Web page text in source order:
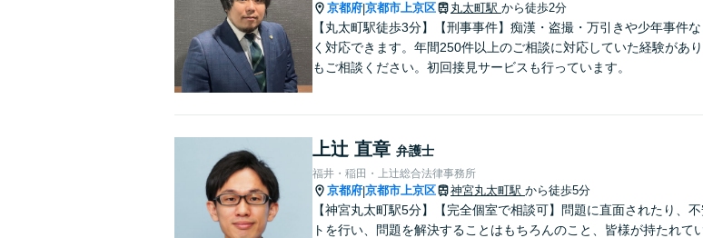
京都府|京都市上京区 丸太町駅 から徒歩2分
【丸太町駅徒歩3分】【刑事事件】痴漢・盗撮・万引きや少年事件
く対応できます。年間250件以上のご相談に対応していた経験があ
もご相談ください。初回接見サービスも行っています。
上辻 直章 弁護士
福井・稲田・上辻総合法律事務所
京都府|京都市上京区 神宮丸太町駅 から徒歩5分
【神宮丸太町駅5分】【完全個室で相談可】問題に直面されたり、
トを行い、問題を解決することはもちろんのこと、皆様が持たれ